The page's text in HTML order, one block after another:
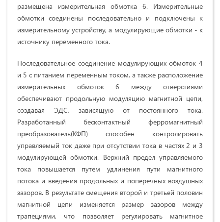
размещена измерительная обмотка 6. Измерительные
обмотки соединены последовательно и подключены к
измерительному устройству, а модулирующие обмотки - к
источнику переменного тока.
Последовательное соединение модулирующих обмоток 4
и 5 с питанием переменным током, а также расположение
измерительных обмоток 6 между отверстиями
обеспечивают продольную модуляцию магнитной цепи,
создавая ЭДС, зависящую от постоянного тока.
Разработанный бесконтактный ферромагнитный
преобразователь(КФП) способен контролировать
управляемый ток даже при отсутствии тока в частях 2 и 3
модулирующей обмотки. Верхний предел управляемого
тока повышается путем удлинения пути магнитного
потока и введения продольных и поперечных воздушных
зазоров. В результате смещения второй и третьей половин
магнитной цепи изменяется размер зазоров между
трапециями, что позволяет регулировать магнитное